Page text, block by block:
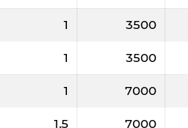
1 3500
1 3500
1 7000
1,5 7000